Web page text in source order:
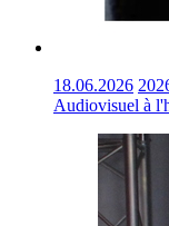
18.06.2026
Audiovisuel à